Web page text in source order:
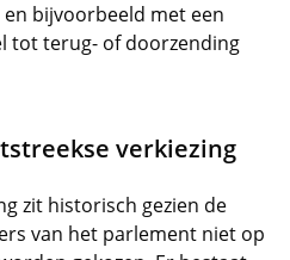
bijvoorbeeld met een
tot terug- of doorzending
verkiezing
zit historisch gezien de
van het parlement niet op